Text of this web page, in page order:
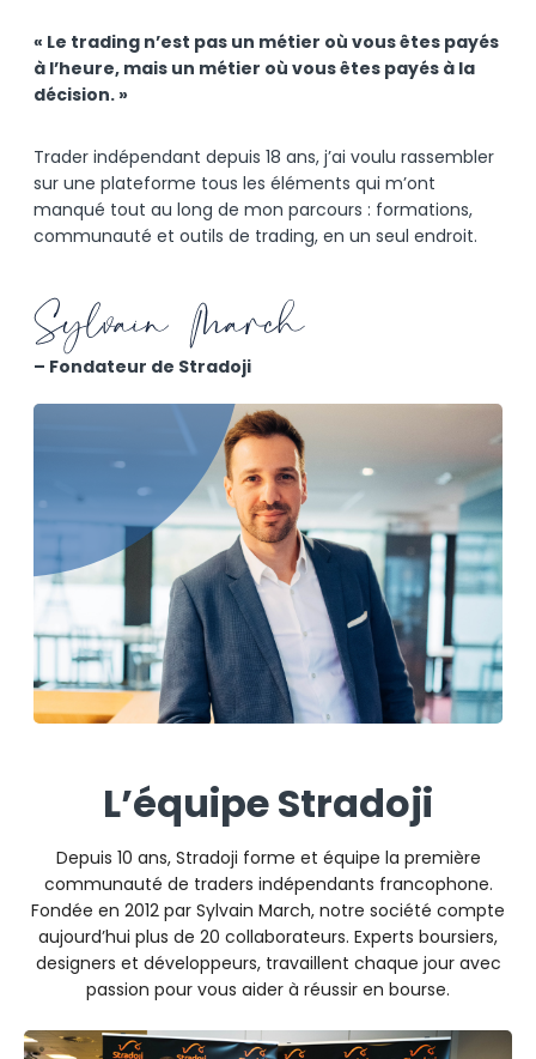
« Le trading n’est pas un métier où vous êtes payés
à l’heure, mais un métier où vous êtes payés à la
décision. »
Trader indépendant depuis 18 ans, j’ai voulu rassembler
sur une plateforme tous les éléments qui m’ont
manqué tout au long de mon parcours : formations,
communauté et outils de trading, en un seul endroit.
– Fondateur de Stradoji
L’équipe Stradoji
Depuis 10 ans, Stradoji forme et équipe la première
communauté de traders indépendants francophone.
Fondée en 2012 par Sylvain March, notre société compte
aujourd’hui plus de 20 collaborateurs. Experts boursiers,
designers et développeurs, travaillent chaque jour avec
passion pour vous aider à réussir en bourse.